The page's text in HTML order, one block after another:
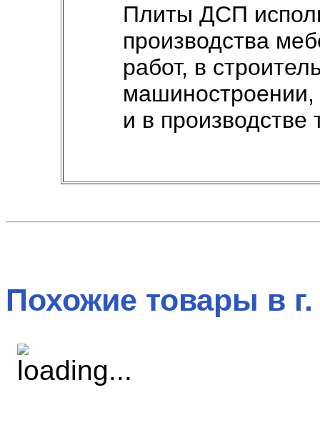
Плиты ДСП
производства
работ, в
машиностроении,
и в производстве
Похожие товары в